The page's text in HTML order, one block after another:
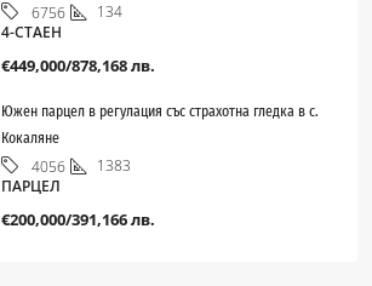
6756
134
4-СТАЕН
€449,000/878,168 лв.
Южен парцел в регулация със страхотна гледка в с.
Кокаляне
4056
1383
ПАРЦЕЛ
€200,000/391,166 лв.